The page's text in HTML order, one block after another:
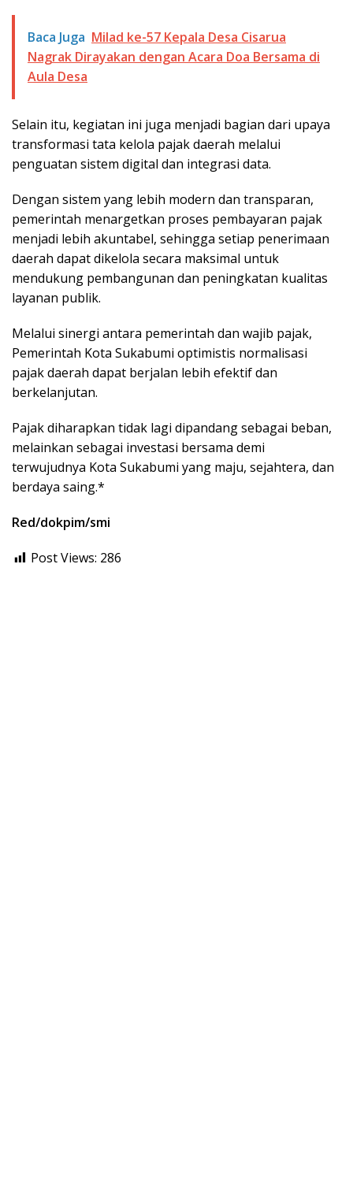
Baca Juga Milad ke-57 Kepala Desa Cisarua
Nagrak Dirayakan dengan Acara Doa Bersama di
Aula Desa
Selain itu, kegiatan ini juga menjadi bagian dari upaya
transformasi tata kelola pajak daerah melalui
penguatan sistem digital dan integrasi data.
Dengan sistem yang lebih modern dan transparan,
pemerintah menargetkan proses pembayaran pajak
menjadi lebih akuntabel, sehingga setiap penerimaan
daerah dapat dikelola secara maksimal untuk
mendukung pembangunan dan peningkatan kualitas
layanan publik.
Melalui sinergi antara pemerintah dan wajib pajak,
Pemerintah Kota Sukabumi optimistis normalisasi
pajak daerah dapat berjalan lebih efektif dan
berkelanjutan.
Pajak diharapkan tidak lagi dipandang sebagai beban,
melainkan sebagai investasi bersama demi
terwujudnya Kota Sukabumi yang maju, sejahtera, dan
berdaya saing.*
Red/dokpim/smi
Post Views: 286